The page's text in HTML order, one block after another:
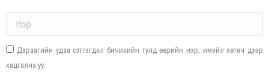
Дараагийн удаа сэтгэгдэл бичихийн тулд өөрийн нэр, имэйл хөтөч дээр
хадгална уу.